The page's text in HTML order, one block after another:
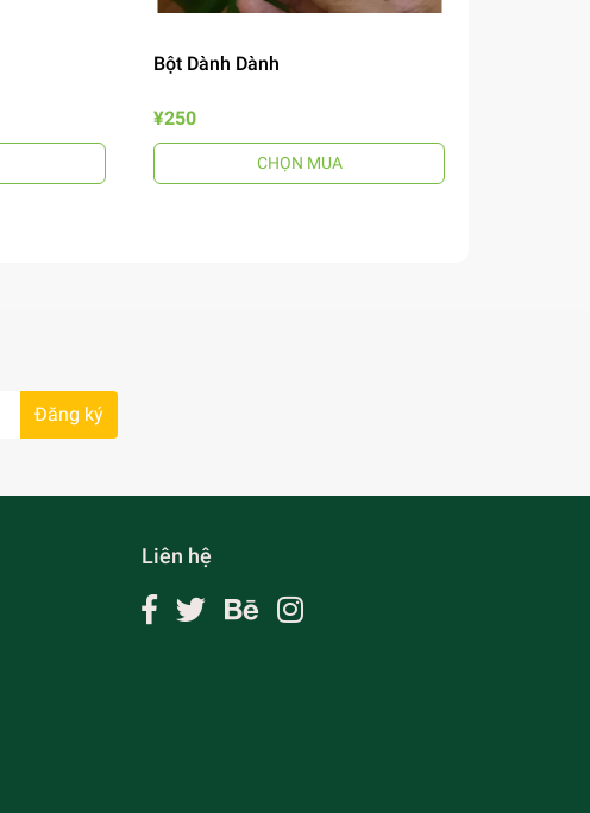
Bột Dành Dành
¥250
CHỌN MUA
Đăng ký
Liên hệ